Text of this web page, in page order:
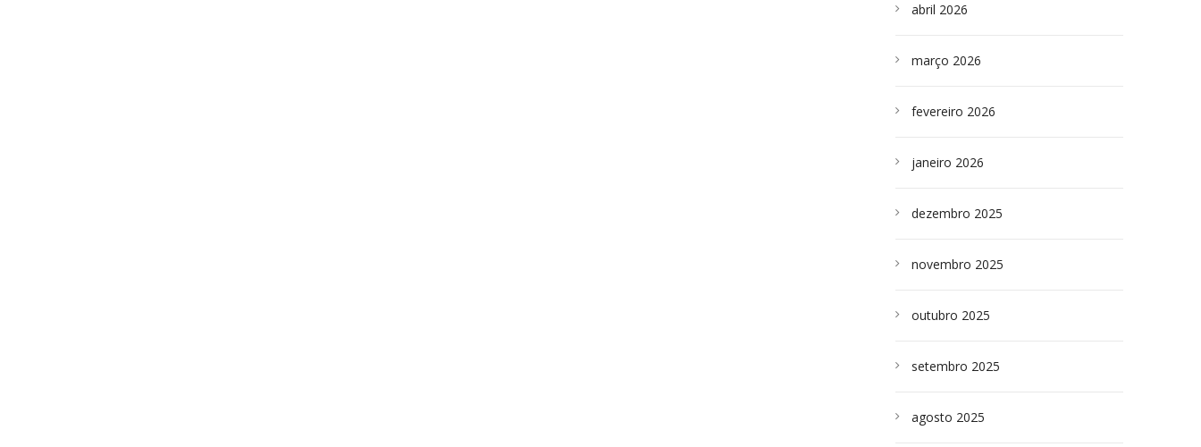
abril 2026
março 2026
fevereiro 2026
janeiro 2026
dezembro 2025
novembro 2025
outubro 2025
setembro 2025
agosto 2025